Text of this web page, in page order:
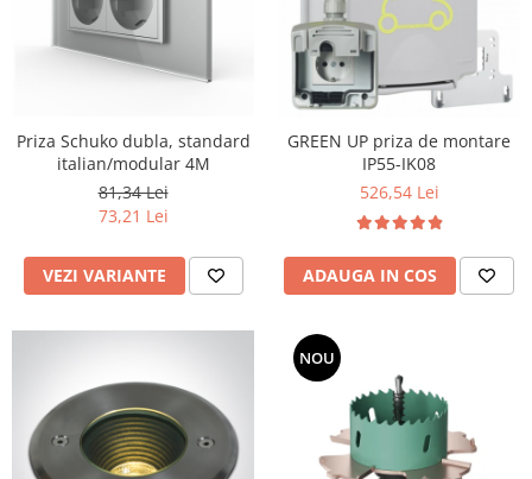
Priza Schuko dubla, standard
italian/modular 4M
81,34 Lei
73,21 Lei
VEZI VARIANTE
GREEN UP priza de montare
IP55-IK08
526,54 Lei
ADAUGA IN COS
NOU